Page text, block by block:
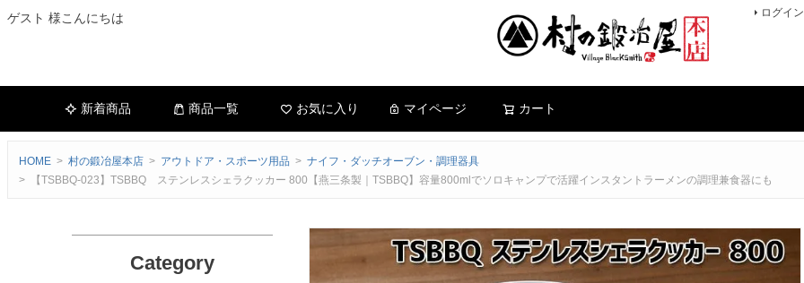
ゲスト 様こんにちは ログイン
新着商品 商品一覧 お気に入り マイページ カート
HOME 村の鍛冶屋本店 アウトドア・スポーツ用品
ナイフ・ダッチオーブン・調理器具
【TSBBQ-023】TSBBQ ステンレスシェラクッカー 800【燕三条製｜TSBBQ】容量800mlでソロキャンプで活躍インスタントラーメンの調理兼食器にも
Category